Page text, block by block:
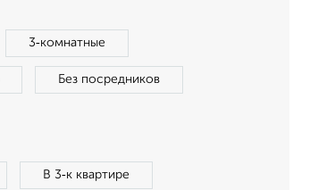
3‑комнатные
Без посредников
В 3‑к квартире